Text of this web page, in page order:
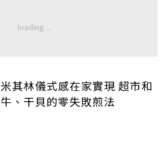
米其林儀式感在家實現 超市和
牛、干貝的零失敗煎法